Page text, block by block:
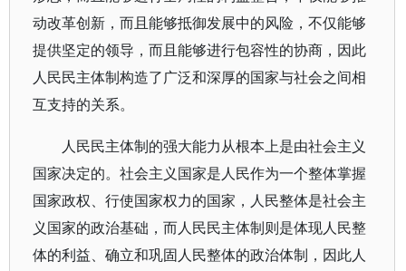
动改革创新，而且能够抵御发展中的风险，不仅能够
提供坚定的领导，而且能够进行包容性的协商，因此
人民民主体制构造了广泛和深厚的国家与社会之间相
互支持的关系。
人民民主体制的强大能力从根本上是由社会主义
国家决定的。社会主义国家是人民作为一个整体掌握
国家政权、行使国家权力的国家，人民整体是社会主
义国家的政治基础，而人民民主体制则是体现人民整
体的利益、确立和巩固人民整体的政治体制，因此人